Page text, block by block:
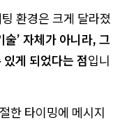
환경은 크게 달라졌
술’ 자체가 아니라, 그
게 되었다는 점입니
한 타이밍에 메시지